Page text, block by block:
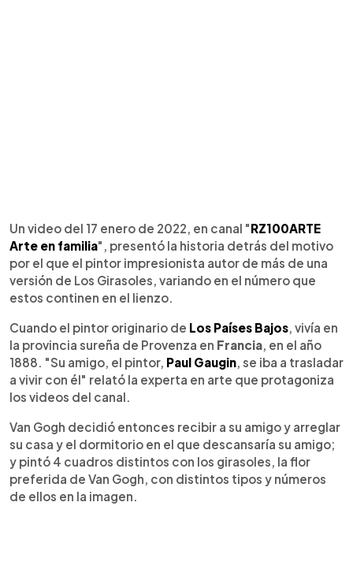
Un video del 17 enero de 2022, en canal "RZ100ARTE
Arte en familia", presentó la historia detrás del motivo
por el que el pintor impresionista autor de más de una
versión de Los Girasoles, variando en el número que
estos continen en el lienzo.
Cuando el pintor originario de Los Países Bajos , vivía en
la provincia sureña de Provenza en Francia , en el año
1888. "Su amigo, el pintor, Paul Gaugin , se iba a trasladar
a vivir con él" relató la experta en arte que protagoniza
los videos del canal.
Van Gogh decidió entonces recibir a su amigo y arreglar
su casa y el dormitorio en el que descansaría su amigo;
y pintó 4 cuadros distintos con los girasoles, la flor
preferida de Van Gogh, con distintos tipos y números
de ellos en la imagen.